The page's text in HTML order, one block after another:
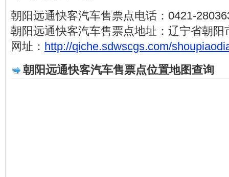
朝阳远通快客汽车售票点电话：0421-
朝阳远通快客汽车售票点地址：辽宁省朝阳
网址： http://qiche.sdwscgs.com/
朝阳远通快客汽车售票点位置地图查询